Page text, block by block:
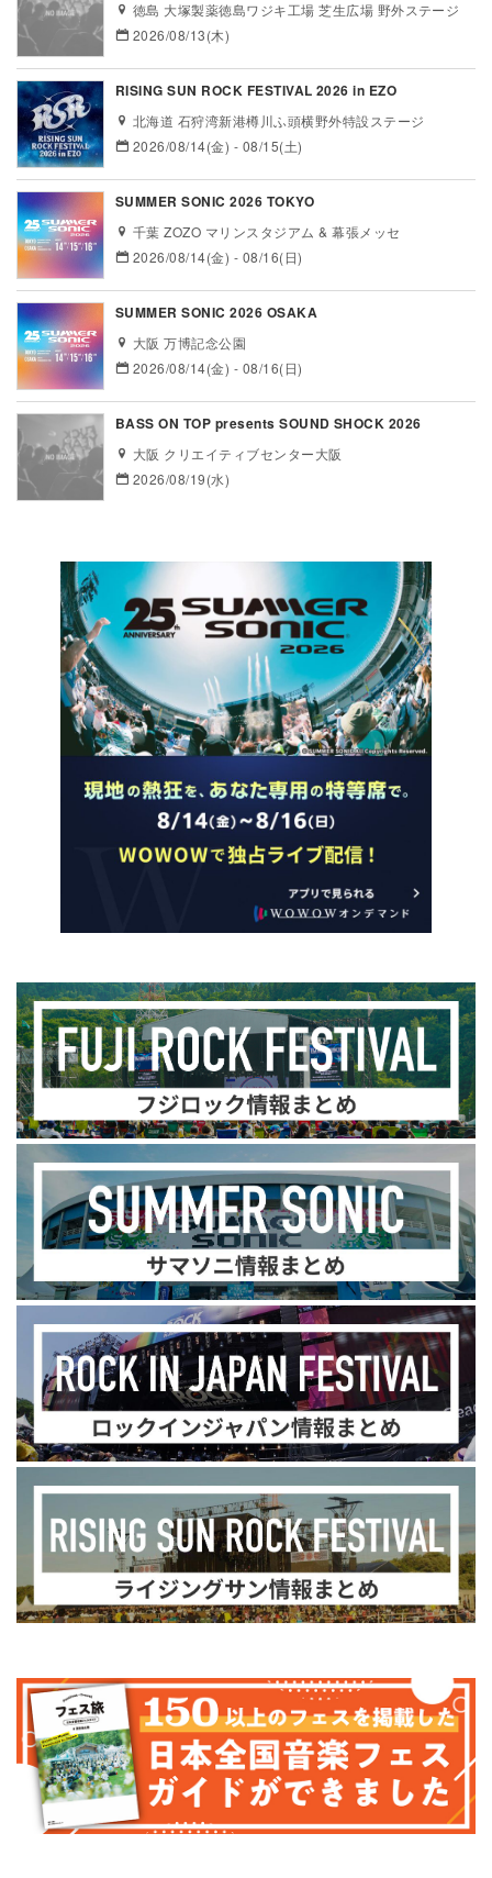
徳島 大塚製薬徳島ワジキ工場 芝生広場 野外ステージ
2026/08/13(木)
RISING SUN ROCK FESTIVAL 2026 in EZO
北海道 石狩湾新港樽川ふ頭横野外特設ステージ
2026/08/14(金) - 08/15(土)
SUMMER SONIC 2026 TOKYO
千葉 ZOZO マリンスタジアム & 幕張メッセ
2026/08/14(金) - 08/16(日)
SUMMER SONIC 2026 OSAKA
大阪 万博記念公園
2026/08/14(金) - 08/16(日)
BASS ON TOP presents SOUND SHOCK 2026
大阪 クリエイティブセンター大阪
2026/08/19(水)